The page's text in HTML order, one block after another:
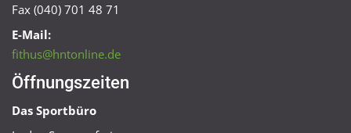
Fax (040) 701 48 71
E-Mail:
fithus@hntonline.de
Öffnungszeiten
Das Sportbüro